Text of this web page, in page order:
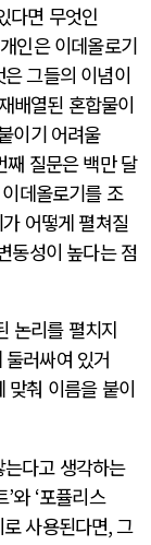
다면 무엇인
인은 이데올로기
그들의 이념이
배열된 혼합물이
이기 어려울
째 질문은 백만 달
데올로기를 조
어떻게 펼쳐질
동성이 높다는 점
논리를 펼치지
러싸여 있거
맞춰 이름을 붙이
다고 생각하는
’와‘포퓰리스
사용된다면,그